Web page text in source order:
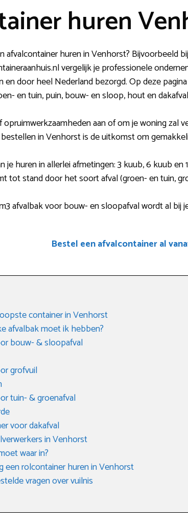
huren
afvalcontainer huren in Venhorst? Bijvoorbeeld
vergelijk je professionele
en door heel Nederland bezorgd. Op deze
en tuin, puin, bouw- en sloop, hout en
aan of om je woning zal
bestellen in Venhorst is de uitkomst om
je huren in allerlei afmetingen: 3 kuub, 6 kuub
tot stand door het soort afval (groen- en tuin,
afvalbak voor bouw- en sloopafval wordt al bij
Bestel een afvalcontainer al
container in Venhorst
afvalbak moet ik hebben?
bouw- & sloopafval
grofvuil
tuin- & groenafval
voor dakafval
in Venhorst
waar in?
een rolcontainer huren in Venhorst
vragen over vuilnis